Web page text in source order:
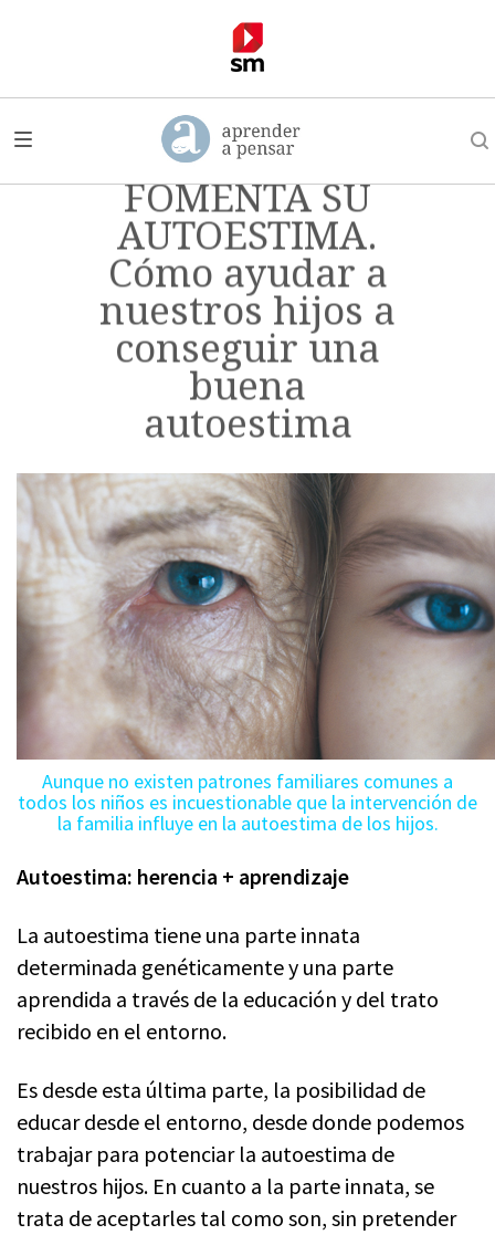
PLAN TRABAJO 5.
FOMENTA SU
AUTOESTIMA.
Cómo ayudar a
nuestros hijos a
conseguir una
buena
autoestima
15 FEBRERO, 2010
SENTIR Y PENSAR
PORAPRENDERAPENSAR
< 1MIN
Aunque no existen patrones familiares comunes a
todos los niños es incuestionable que la intervención de
la familia influye en la autoestima de los hijos.
Autoestima: herencia + aprendizaje
La autoestima tiene una parte innata
determinada genéticamente y una parte
aprendida a través de la educación y del trato
recibido en el entorno.
Es desde esta última parte, la posibilidad de
educar desde el entorno, desde donde podemos
trabajar para potenciar la autoestima de
nuestros hijos. En cuanto a la parte innata, se
trata de aceptarles tal como son, sin pretender